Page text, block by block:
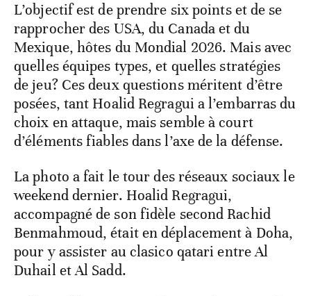
L’objectif est de prendre six points et de se
rapprocher des USA, du Canada et du
Mexique, hôtes du Mondial 2026. Mais avec
quelles équipes types, et quelles stratégies
de jeu? Ces deux questions méritent d’être
posées, tant Hoalid Regragui a l’embarras du
choix en attaque, mais semble à court
d’éléments fiables dans l’axe de la défense.
La photo a fait le tour des réseaux sociaux le
weekend dernier. Hoalid Regragui,
accompagné de son fidèle second Rachid
Benmahmoud, était en déplacement à Doha,
pour y assister au clasico qatari entre Al
Duhail et Al Sadd.